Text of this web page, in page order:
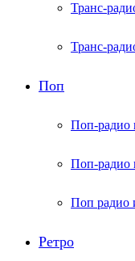
Транс-
Транс-
Поп
Поп-радио
Поп-радио
Поп радио
Ретро